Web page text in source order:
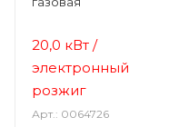
20,0 кВт /
электронный
розжиг
Арт.: 0064726